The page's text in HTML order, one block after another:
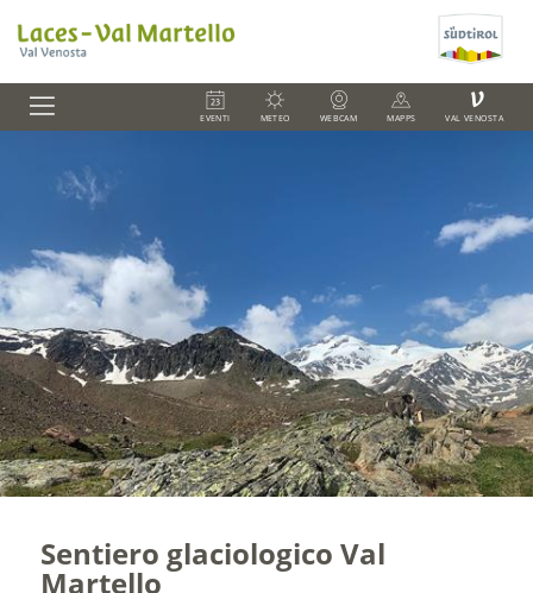
EVENTI METEO WEBCAM MAPPS
V
VAL VENOSTA
Sentiero glaciologico Val
Martello